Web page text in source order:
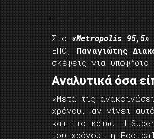
Στο «Metropolis 95,5»
ΕΠΟ, Παναγιώτης
σκέψεις για
Αναλυτικά όσα
«Μετά τις
χρόνου, αν γίνει
και πιο κάτω. Η
του χρόνου, η